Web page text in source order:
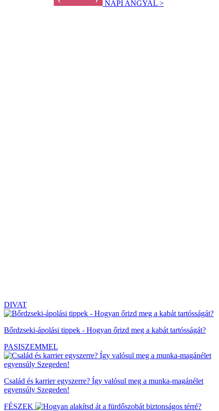
NAPI ANGYAL >
DIVAT
Bőrdzseki-ápolási tippek - Hogyan őrizd meg a kabát tartósságát?
PASISZEMMEL
Család és karrier egyszerre? Így valósul meg a munka-magánélet
egyensúly Szegeden!
FÉSZEK